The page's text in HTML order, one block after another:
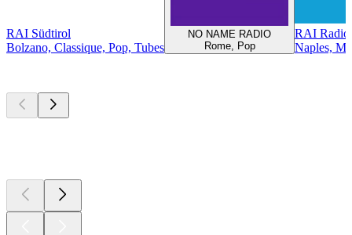
RAI Südtirol
Bolzano, Classique, Pop, Tubes
NO NAME RADIO
Rome, Pop
RAI
Naples,